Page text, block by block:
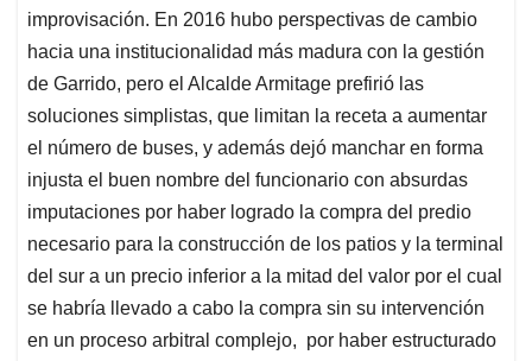
improvisación. En 2016 hubo perspectivas de cambio
hacia una institucionalidad más madura con la gestión
de Garrido, pero el Alcalde Armitage prefirió las
soluciones simplistas, que limitan la receta a aumentar
el número de buses, y además dejó manchar en forma
injusta el buen nombre del funcionario con absurdas
imputaciones por haber logrado la compra del predio
necesario para la construcción de los patios y la terminal
del sur a un precio inferior a la mitad del valor por el cual
se habría llevado a cabo la compra sin su intervención
en un proceso arbitral complejo, por haber estructurado